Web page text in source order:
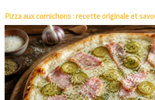
Pizza aux cornichons : recette originale et